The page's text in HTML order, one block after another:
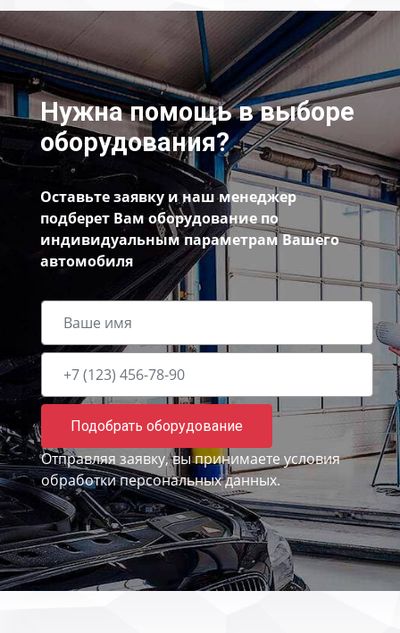
Нужна помощь в выборе
оборудования?
Оставьте заявку и наш менеджер
подберет Вам оборудование по
индивидуальным параметрам Вашего
автомобиля
Подобрать оборудование
Отправляя заявку, вы принимаете условия
обработки персональных данных.